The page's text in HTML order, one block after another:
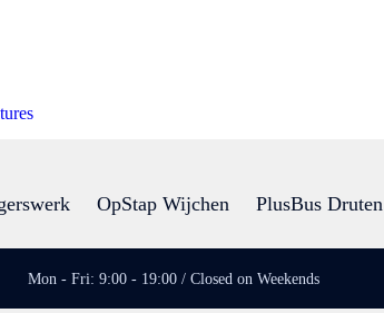
OpStap Wijchen PlusBus Druten
Mon - Fri: 9:00 - 19:00 / Closed on Weekends